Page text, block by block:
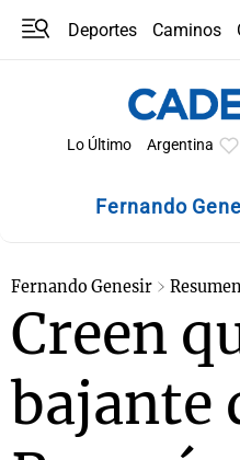
Deportes Caminos
Lo Último Argentina
Fernando
Fernando Genesir
Creen
bajante